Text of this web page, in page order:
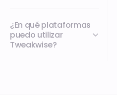
¿En qué plataformas
puedo utilizar
Tweakwise?